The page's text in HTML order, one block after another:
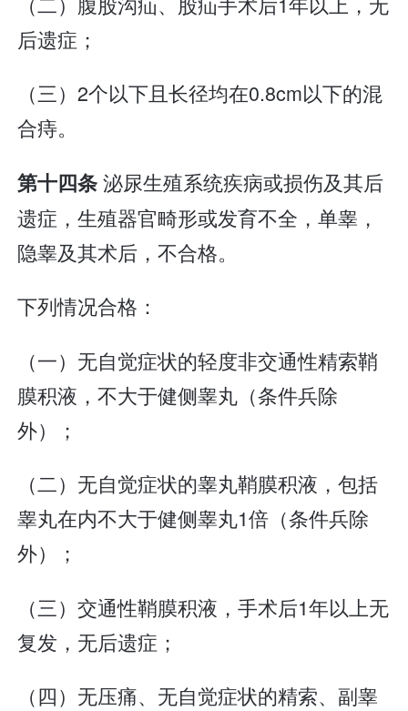
后遗症；
（三）2个以下且长径均在0.8cm以下的混
合痔。
第十四条泌尿生殖系统疾病或损伤及其后
遗症，生殖器官畸形或发育不全，单睾，
隐睾及其术后，不合格。
下列情况合格：
（一）无自觉症状的轻度非交通性精索鞘
膜积液，不大于健侧睾丸（条件兵除
外）；
（二）无自觉症状的睾丸鞘膜积液，包括
睾丸在内不大于健侧睾丸1倍（条件兵除
外）；
（三）交通性鞘膜积液，手术后1年以上无
复发，无后遗症；
（四）无压痛、无自觉症状的精索、副睾